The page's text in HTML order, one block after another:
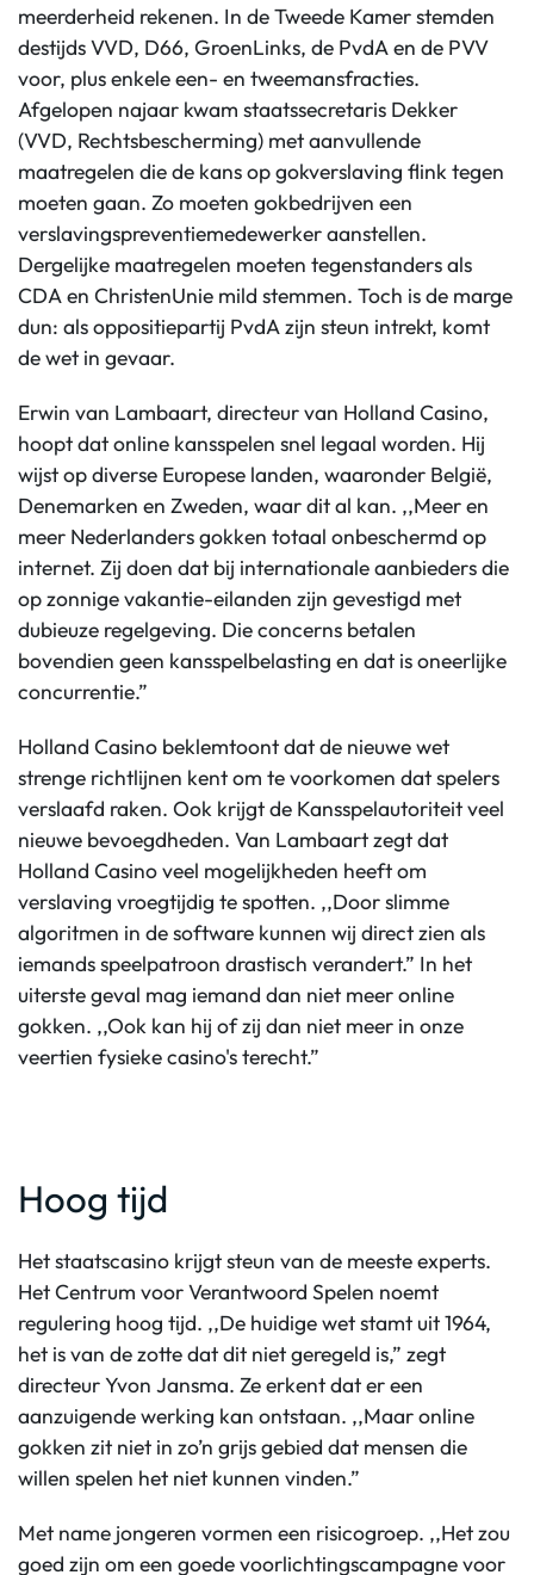
meerderheid rekenen. In de Tweede Kamer stemden
destijds VVD, D66, GroenLinks, de PvdA en de PVV
voor, plus enkele een- en tweemansfracties.
Afgelopen najaar kwam staatssecretaris Dekker
(VVD, Rechtsbescherming) met aanvullende
maatregelen die de kans op gokverslaving flink tegen
moeten gaan. Zo moeten gokbedrijven een
verslavingspreventiemedewerker aanstellen.
Dergelijke maatregelen moeten tegenstanders als
CDA en ChristenUnie mild stemmen. Toch is de marge
dun: als oppositiepartij PvdA zijn steun intrekt, komt
de wet in gevaar.
Erwin van Lambaart, directeur van Holland Casino,
hoopt dat online kansspelen snel legaal worden. Hij
wijst op diverse Europese landen, waaronder België,
Denemarken en Zweden, waar dit al kan. ,,Meer en
meer Nederlanders gokken totaal onbeschermd op
internet. Zij doen dat bij internationale aanbieders die
op zonnige vakantie-eilanden zijn gevestigd met
dubieuze regelgeving. Die concerns betalen
bovendien geen kansspelbelasting en dat is oneerlijke
concurrentie.”
Holland Casino beklemtoont dat de nieuwe wet
strenge richtlijnen kent om te voorkomen dat spelers
verslaafd raken. Ook krijgt de Kansspelautoriteit veel
nieuwe bevoegdheden. Van Lambaart zegt dat
Holland Casino veel mogelijkheden heeft om
verslaving vroegtijdig te spotten. ,,Door slimme
algoritmen in de software kunnen wij direct zien als
iemands speelpatroon drastisch verandert.” In het
uiterste geval mag iemand dan niet meer online
gokken. ,,Ook kan hij of zij dan niet meer in onze
veertien fysieke casino's terecht.”
Hoog tijd
Het staatscasino krijgt steun van de meeste experts.
Het Centrum voor Verantwoord Spelen noemt
regulering hoog tijd. ,,De huidige wet stamt uit 1964,
het is van de zotte dat dit niet geregeld is,” zegt
directeur Yvon Jansma. Ze erkent dat er een
aanzuigende werking kan ontstaan. ,,Maar online
gokken zit niet in zo’n grijs gebied dat mensen die
willen spelen het niet kunnen vinden.”
Met name jongeren vormen een risicogroep. ,,Het zou
goed zijn om een goede voorlichtingscampagne voor